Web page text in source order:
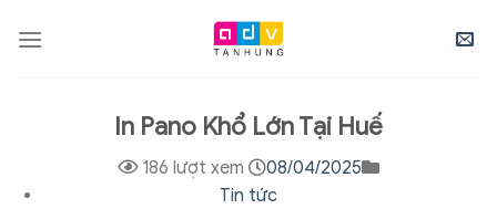
In Pano Khổ Lớn Tại Huế
186 lượt xem
08/04/2025
Tin tức